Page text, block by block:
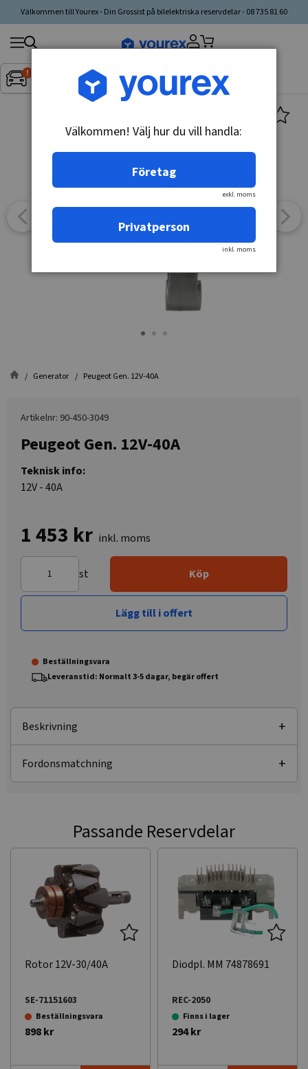
Välkommen till Yourex - Din Grossist på bilelektriska reservdelar - 08 735 81 60
Inget fordon valt▼
Sök
produkt,
tillverkare,
Generator Peugeot Gen. 12V-40A
Artikelnr: 90-450-3049
Peugeot Gen. 12V-40A
Teknisk info:
12V - 40A
1 453 kr inkl. moms
st Köp
Lägg till i offert
Beställningsvara
Leveranstid: Normalt 3-5 dagar, begär offert
Beskrivning
Fordonsmatchning
Passande Reservdelar
Rotor 12V-30/40A
SE-71151603
Beställningsvara
898 kr
Diodpl. MM 74878691
REC-2050
Finns i lager
294 kr
Välkommen! Välj hur du vill handla:
Företag
exkl. moms
Privatperson
inkl. moms